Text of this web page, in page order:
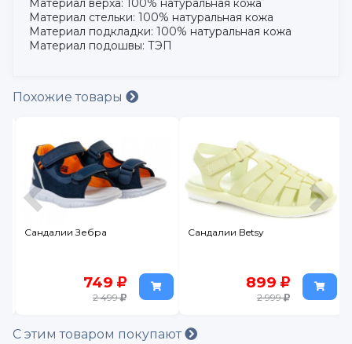
Материал верха: 100% натуральная кожа
Материал стельки: 100% натуральная кожа
Материал подкладки: 100% натуральная кожа
Материал подошвы: ТЭП
Похожие товары
Сандалии Зебра
749
2 499
Сандалии Betsy
899
2 999
С этим товаром покупают